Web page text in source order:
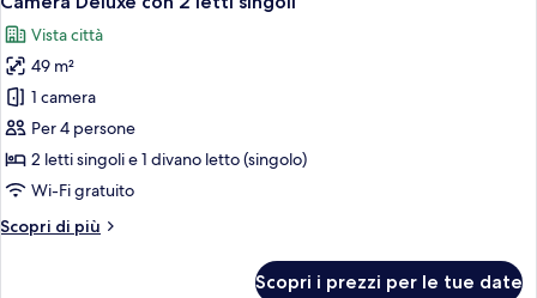
Patio)
patio
(Beverly
Hills
Suite
with
Patio)
tutte
le
foto
per
Camera
Deluxe
con
letti
Vista città
49 m²
1 camera
Per 4 persone
2 letti singoli e 1 divano letto (singolo)
Wi-Fi gratuito
Scopri di più
Altri
Scopri i prezzi per le tue date